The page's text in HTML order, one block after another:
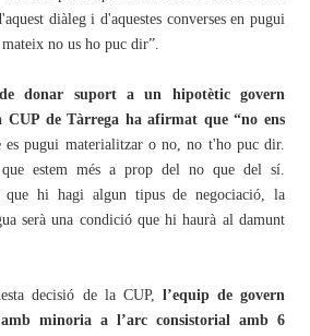
diàleg i d'aquestes converses en pugui
mateix no us ho puc dir”.
donar suport a un hipotètic govern
CUP de Tàrrega ha afirmat que “no ens
es pugui materialitzar o no, no t'ho puc dir.
estem més a prop del no que del sí.
que hi hagi algun tipus de negociació, la
serà una condició que hi haurà al damunt
decisió de la CUP, l’equip de govern
amb minoria a l’arc consistorial amb 6